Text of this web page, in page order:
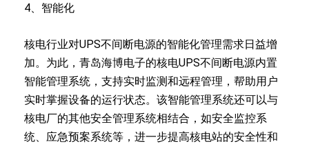
4、智能化
核电行业对UPS不间断电源的智能化管理需求日益增
加。为此，青岛海博电子的核电UPS不间断电源内置
智能管理系统，支持实时监测和远程管理，帮助用户
实时掌握设备的运行状态。该智能管理系统还可以与
核电厂的其他安全管理系统相结合，如安全监控系
统、应急预案系统等，进一步提高核电站的安全性和